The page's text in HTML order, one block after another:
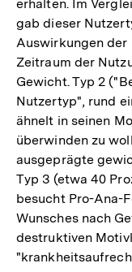
erhalten. Im
gab dieser
Auswirkungen der
Zeitraum der
Gewicht. Typ 2
Nutzertyp", rund
ähnelt in seinen
überwinden zu
ausgeprägte
Typ 3 (etwa 40
besucht Pro-Ana-
Wunsches nach
destruktiven